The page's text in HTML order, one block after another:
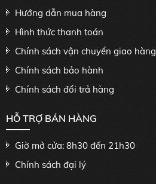
Hướng dẫn mua hàng
Hình thức thanh toán
Chính sách vận chuyển giao hàng
Chính sách bảo hành
Chính sách đổi trả hàng
HỖ TRỢ BÁN HÀNG
Giờ mở cửa: 8h30 đến 21h30
Chính sách đại lý